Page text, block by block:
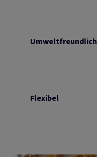
Umweltfreundlich
Flexibel